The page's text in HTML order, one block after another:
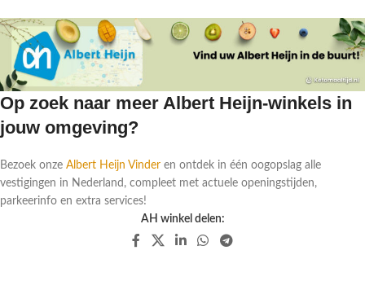
Op zoek naar meer Albert Heijn-winkels in
jouw omgeving?
Bezoek onze Albert Heijn Vinder en ontdek in één oogopslag alle
vestigingen in Nederland, compleet met actuele openingstijden,
parkeerinfo en extra services!
AH winkel delen: